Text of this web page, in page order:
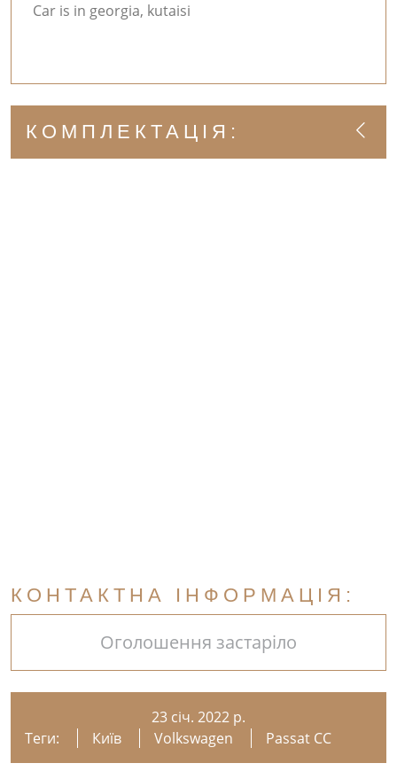
Car is in georgia, kutaisi
КОМПЛЕКТАЦІЯ:
КОНТАКТНА ІНФОРМАЦІЯ:
Оголошення застаріло
23 січ. 2022 р.
Теги:
Київ Volkswagen Passat CC